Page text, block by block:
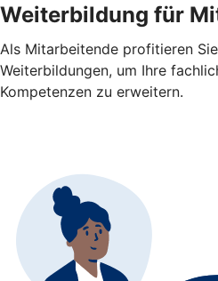
Weiterbildung für
Als Mitarbeitende profitieren
Weiterbildungen, um Ihre
Kompetenzen zu erweitern.